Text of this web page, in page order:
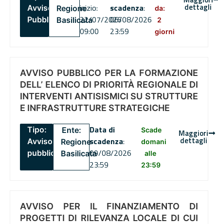
Avviso
Pubblico
Regione
Basilicata
inizio:
22/07/2026
09:00
scadenza:
06/08/2026
23:59
da:
2
giorni
dettagli
AVVISO PUBBLICO PER LA FORMAZIONE
DELL’ ELENCO DI PRIORITÀ REGIONALE DI
INTERVENTI ANTISISMICI SU STRUTTURE
E INFRASTRUTTURE STRATEGICHE
Tipo:
Avviso
pubblico
Ente:
Regione
Basilicata
Data di
scadenza:
09/08/2026
23:59
Scade
domani
alle
23:59
Maggiori
dettagli
AVVISO PER IL FINANZIAMENTO DI
PROGETTI DI RILEVANZA LOCALE DI CUI